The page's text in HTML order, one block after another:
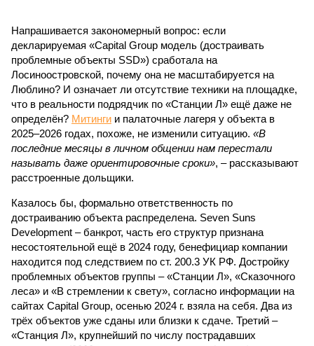
Напрашивается закономерный вопрос: если
декларируемая «Capital Group модель (достраивать
проблемные объекты SSD») сработала на
Лосиноостровской, почему она не масштабируется на
Люблино? И означает ли отсутствие техники на площадке,
что в реальности подрядчик по «Станции Л» ещё даже не
определён? Митинги и палаточные лагеря у объекта в
2025–2026 годах, похоже, не изменили ситуацию. «В
последние месяцы в личном общении нам перестали
называть даже ориентировочные сроки», – рассказывают
расстроенные дольщики.
Казалось бы, формально ответственность по
достраиванию объекта распределена. Seven Suns
Development – банкрот, часть его структур признана
несостоятельной ещё в 2024 году, бенефициар компании
находится под следствием по ст. 200.3 УК РФ. Достройку
проблемных объектов группы – «Станции Л», «Сказочного
леса» и «В стремлении к свету», согласно информации на
сайтах Capital Group, осенью 2024 г. взяла на себя. Два из
трёх объектов уже сданы или близки к сдаче. Третий –
«Станция Л», крупнейший по числу пострадавших